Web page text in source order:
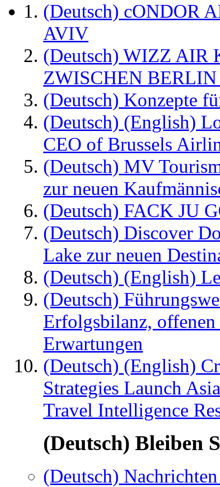
(Deutsch) cONDOR
AVIV
(Deutsch) WIZZ AIR
ZWISCHEN
(Deutsch) Konzepte
(Deutsch) (English)
CEO of Brussels
(Deutsch) MV
zur neuen
(Deutsch) FACK JU
(Deutsch) Discover
Lake zur neuen
(Deutsch) (English)
(Deutsch)
Erfolgsbilanz,
Erwartungen
(Deutsch) (English)
Strategies Launch
Travel Intelligence
(Deutsch) Bleiben
(Deutsch)